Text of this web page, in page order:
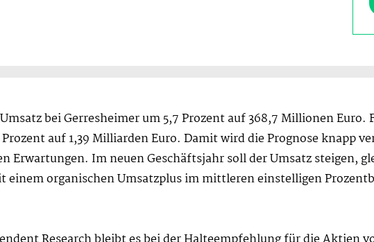
bei Gerresheimer um 5,7 Prozent auf 368,7 Millionen Euro.
auf 1,39 Milliarden Euro. Damit wird die Prognose knapp
Erwartungen. Im neuen Geschäftsjahr soll der Umsatz steigen,
organischen Umsatzplus im mittleren einstelligen